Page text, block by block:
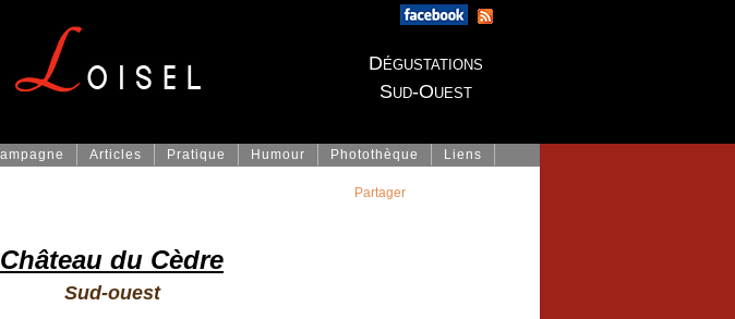
Dégustations
Sud-Ouest
Articles Pratique Humour Photothèque Liens
Château du Cèdre
Sud-ouest
Partager